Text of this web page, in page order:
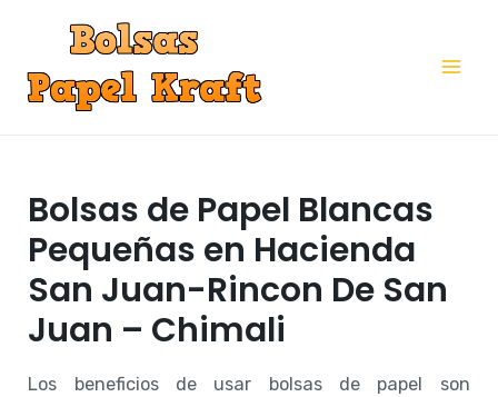
contenido
Bolsas de Papel Blancas
Pequeñas en Hacienda
San Juan-Rincon De San
Juan – Chimali
Los beneficios de usar bolsas de papel son